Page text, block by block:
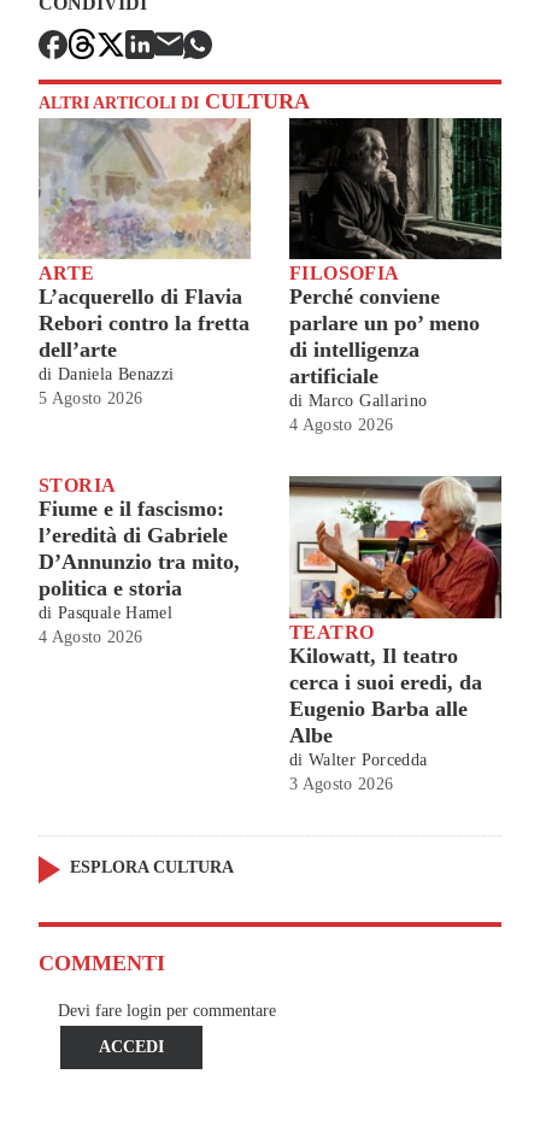
ALTRI ARTICOLI DI CULTURA
ARTE
L’acquerello di Flavia
Rebori contro la fretta
dell’arte
di Daniela Benazzi
5 Agosto 2026
FILOSOFIA
Perché conviene
parlare un po’ meno
di intelligenza
artificiale
di Marco Gallarino
4 Agosto 2026
STORIA
Fiume e il fascismo:
l’eredità di Gabriele
D’Annunzio tra mito,
politica e storia
di Pasquale Hamel
4 Agosto 2026
TEATRO
Kilowatt, Il teatro
cerca i suoi eredi, da
Eugenio Barba alle
Albe
di Walter Porcedda
3 Agosto 2026
ESPLORA CULTURA
COMMENTI
Devi fare login per commentare
ACCEDI